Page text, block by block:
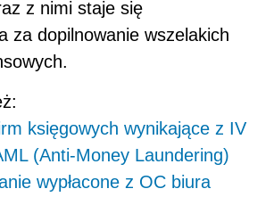
z nimi staje się
za dopilnowanie wszelakich
księgowych wynikające z IV
(Anti-Money Laundering)
wypłacone z OC biura